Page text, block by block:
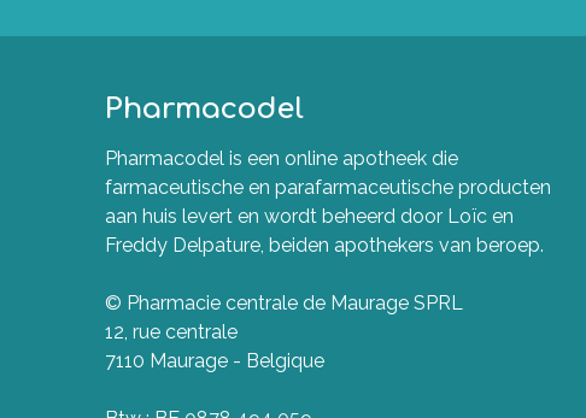
Pharmacodel
Pharmacodel is een online apotheek die
farmaceutische en parafarmaceutische producten
aan huis levert en wordt beheerd door Loïc en
Freddy Delpature, beiden apothekers van beroep.
© Pharmacie centrale de Maurage SPRL
12, rue centrale
7110 Maurage - Belgique